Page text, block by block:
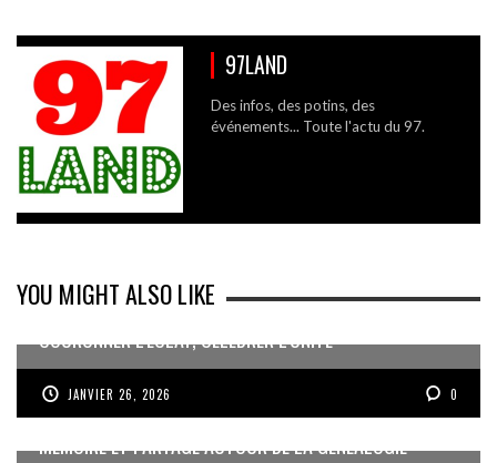
97LAND
Des infos, des potins, des
événements... Toute l'actu du 97.
YOU MIGHT ALSO LIKE
COURONNER L’ÉCLAT, CÉLÉBRER L’UNITÉ
JANVIER 26, 2026 0
MÉMOIRE ET PARTAGE AUTOUR DE LA GÉNÉALOGIE